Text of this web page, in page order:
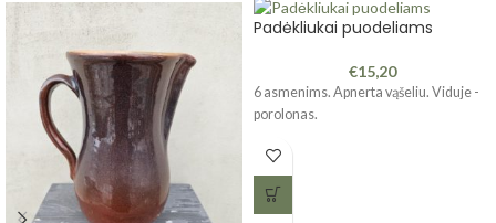
Padėkliukai puodeliams
€15,20
6 asmenims. Apnerta vąšeliu. Viduje -
porolonas.